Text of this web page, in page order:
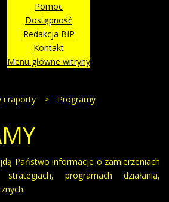
Pomoc
Dostępność
Redakcja BIP
Kontakt
Menu główne witryny
i raporty > Programy
Państwo informacje o zamierzeniach
programach działania,